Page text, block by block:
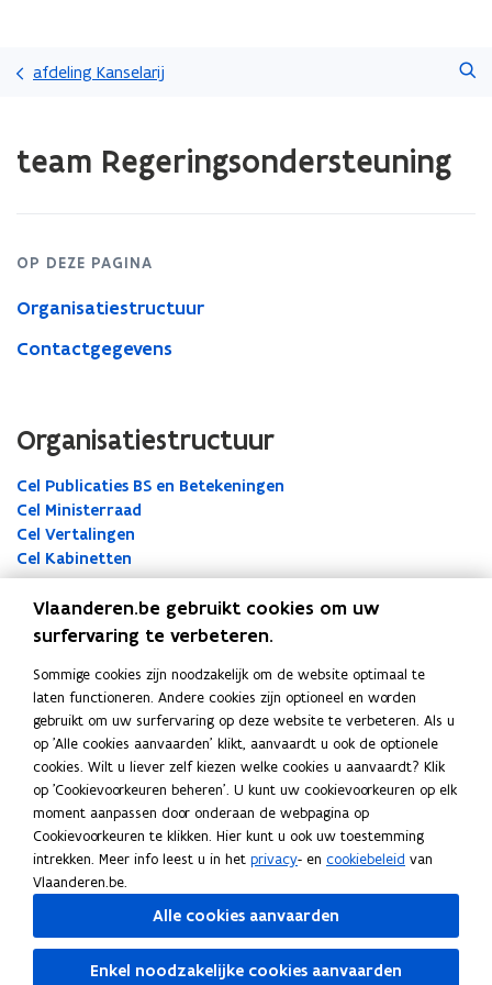
gaan
afdeling Kanselarij
met
laden.
op:
Regeringsondersteuning
team Regeringsondersteuning
OP DEZE PAGINA
Organisatiestructuur
Contactgegevens
Organisatiestructuur
Cel Publicaties BS en Betekeningen
Cel Ministerraad
Cel Vertalingen
Cel Kabinetten
Contactgegevens
team Regeringsondersteuning
Adres
Departement Kanselarij en Buitenlandse Zaken
team Regeringsondersteuning
Marie-Elisabeth Belpairegebouw
Simon Bolivarlaan 17, 1000 Brussel, België
Routeplanner
Postadres
Departement Kanselarij en Buitenlandse Zaken
team Regeringsondersteuning
Koning Albert II laan 15 bus 207, 1210 Brussel, België
Vlaanderen.be gebruikt cookies om uw
surfervaring te verbeteren.
Sommige cookies zijn noodzakelijk om de website optimaal te
laten functioneren. Andere cookies zijn optioneel en worden
gebruikt om uw surfervaring op deze website te verbeteren. Als u
op 'Alle cookies aanvaarden' klikt, aanvaardt u ook de optionele
cookies. Wilt u liever zelf kiezen welke cookies u aanvaardt? Klik
op 'Cookievoorkeuren beheren'. U kunt uw cookievoorkeuren op elk
moment aanpassen door onderaan de webpagina op
Cookievoorkeuren te klikken. Hier kunt u ook uw toestemming
intrekken. Meer info leest u in het privacy- en cookiebeleid van
Vlaanderen.be.
Alle cookies aanvaarden
Enkel noodzakelijke cookies aanvaarden